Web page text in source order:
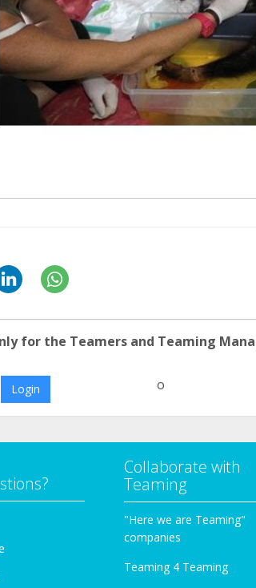
for the Teamers and Teaming
Login o
Collaborate with
Teaming
"Here we are Teaming"
companies
Teaming 4 Teaming